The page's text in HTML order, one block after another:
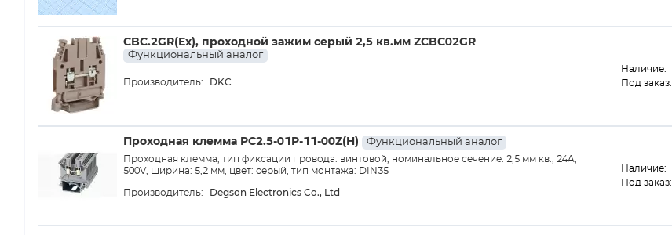
CBC.2GR(Ex), проходной зажим серый 2,5 кв.мм ZCBC02GR
Функциональный аналог
Производитель: DKC
Наличие:
Под заказ:
Проходная клемма PC2.5-01P-11-00Z(H) Функциональный аналог
Проходная клемма, тип фиксации провода: винтовой, номинальное сечение: 2,5 мм кв., 24A,
500V, ширина: 5,2 мм, цвет: серый, тип монтажа: DIN35
Производитель: Degson Electronics Co., Ltd
Наличие:
Под заказ: